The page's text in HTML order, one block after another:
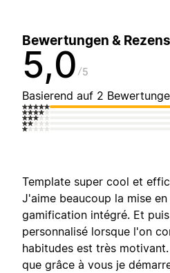
Bewertungen &
5,0 5
Basierend auf 2
Template super cool et
J'aime beaucoup la mise
gamification intégré. Et
personnalisé lorsque l'on
habitudes est très
que grâce à vous je